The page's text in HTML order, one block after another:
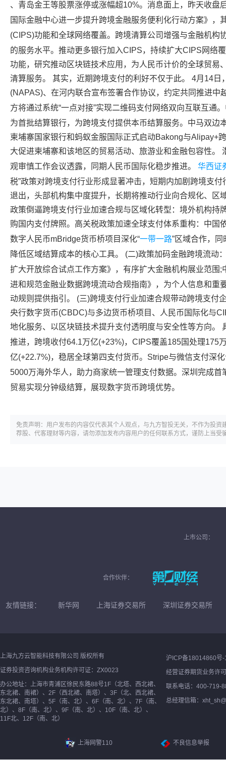
、 青岛金王等股票涨停或涨幅超10%。消息面上，昨天收盘
国际金融中心进一步提升跨境金融服务便利化行动方案》，
(CIPS)功能和全球网络覆盖。跨境清算公司增强与金融机构
的服务水平。推动更多银行加入CIPS，持续扩大CIPS网络
功能，研究推动区块链技术应用，为人民币计价的全球贸易
清算服务。 其实，近期跨境支付的利好不仅于此。 4月14日
(NAPAS)、在河内联合宣布签署合作协议，约定共同推进中
方将通过系统“一点对接”实现二维码支付网络双向互联互通
为首批结算银行，为跨境支付提供本币结算服务。中马双边
柬埔寨国家银行和蚂蚁金服国际正式启动Bakong与Alipay+
大促进柬埔寨和该地区的贸易活动、旅游业和金融包容性。
观审慎工作会议透露，同期人民币国际化稳步推进。 华西证
税”政策对跨境支付行业形成显著冲击，短期内加剧跨境支
退出，头部机构集中度提升，长期将推动行业向合规化、区
政策倒逼跨境支付行业加速合规与区域化转型：境外机构持
购国内支付牌照。高关税政策加速全球支付体系重构：中国
数字人 民币mBridge货币桥项目深化“一带一路”区域合作，
降低区域结算成本的核心工具。 (二)政策加码金融跨境流动
扩大开放综合试点工作方案》，有序扩大金融机构展业范围;
进和规范金融业数据跨境流动合规指南》，为个人信息和重
动规则提供指引。 (三)跨境支付行业加速合规带动跨境支付
央行数字货币(CBDC)与多边货币桥项目、人民币国际化与
地化服务、以区块链技术提升支付透明度与安全性等方向。
推进，跨境收付64.1万亿(+23%)，CIPS覆盖185国处理175
亿(+22.7%)，稳居全球第四支付货币。Stripe与微信支付深
5000万海外华人，助力商家统一管理支付数据。深圳完成首
贸易实现分钟级结算，展现数字货币跨境优势。
免责声明：用户发布的内容仅代表其个人观点，与九方智投无关，不作为投
荐股、代客理财等内容，请勿添加发布内容用户的任何联系方式，谨防上当受
上市公司：
合作伙伴：
友情链接： 新华网 上海证券交易所 深圳证券交易所
上海九方云智能科技有限公司 版权所有
证券投资咨询机构业务机构许可证：ZX0023
办公地址：上海市青浦区徐民东路88号1F（北塔、西北裙、
东北裙、南裙）、2F（西北裙、南塔）、3F（北、西北裙、
东北裙、南塔）、5F（南、北）、6F（南、北）、7F（南、
北）、8F（南、北）、9F（南、北）、10F（南、北）、
11F北、12F（南、北）
沪ICP备18014860号-
经营证券期货业务许
联系电话：400-719-
总经理信箱：
上海网警110 不良信息举报